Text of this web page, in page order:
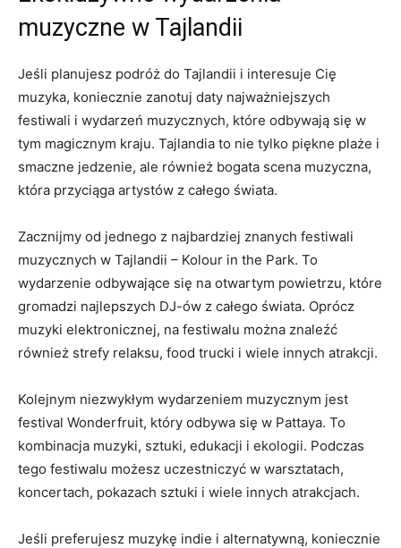
muzyczne w Tajlandii
Jeśli planujesz podróż do Tajlandii i interesuje Cię
muzyka, koniecznie zanotuj daty najważniejszych
festiwali i wydarzeń muzycznych, które odbywają się w
tym magicznym kraju. Tajlandia to nie tylko piękne plaże ⁢i
smaczne jedzenie, ale ‌również‌ bogata scena muzyczna,
która przyciąga artystów z całego świata.
Zacznijmy od jednego z najbardziej znanych festiwali
muzycznych w ​Tajlandii – Kolour in the Park.⁢ To
wydarzenie odbywające się na otwartym powietrzu, które
gromadzi najlepszych DJ-ów z​ całego ‌świata. Oprócz
muzyki elektronicznej, na festiwalu można znaleźć
również strefy relaksu, food trucki i wiele innych atrakcji.
Kolejnym niezwykłym wydarzeniem muzycznym jest
festival Wonderfruit, który odbywa się w Pattaya. To
kombinacja muzyki, sztuki, edukacji i ekologii. Podczas
tego festiwalu możesz uczestniczyć w warsztatach,
koncertach, pokazach sztuki ⁢i‍ wiele innych atrakcjach.
Jeśli preferujesz muzykę indie ‍i alternatywną, koniecznie